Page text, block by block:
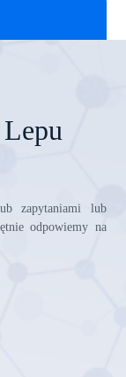
zapytaniami lub
odpowiemy na